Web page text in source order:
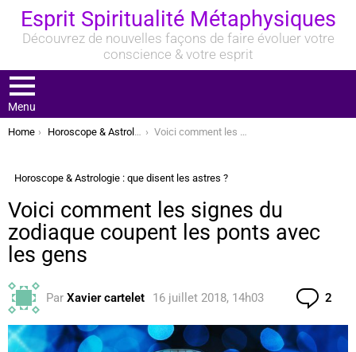
Esprit Spiritualité Métaphysiques
Découvrez de nouvelles façons de faire évoluer votre
conscience & votre esprit
Menu
You are here:
Home Horoscope & Astrologie : que disent les astres ? Voici comment les signes du zodiaque coupent les ponts avec les gens
Horoscope & Astrologie : que disent les astres ?
Voici comment les signes du
zodiaque coupent les ponts avec
les gens
Par Xavier cartelet 16 juillet 2018, 14h03 2